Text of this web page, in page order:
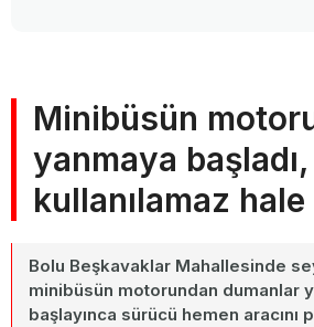
Minibüsün
yanmaya başladı,
kullanılamaz
Bolu Beşkavaklar Mahallesinde
minibüsün motorundan dumanlar
başlayınca sürücü hemen